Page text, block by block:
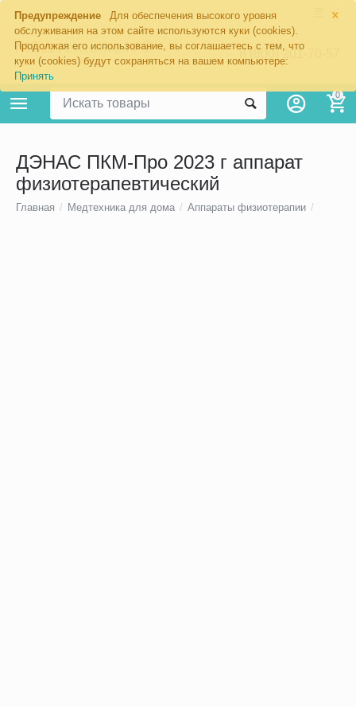
×
Предупреждение
Для обеспечения высокого уровня
обслуживания на этом сайте используются куки (cookies).
Продолжая его использование, вы соглашаетесь с тем, что
куки (cookies) будут сохраняться на вашем компьютере:
Принять
8 (800) 201-70-57
0
ДЭНАС ПКМ-Про 2023 г аппарат
физиотерапевтический
Главная / Медтехника для дома / Аппараты физиотерапии /